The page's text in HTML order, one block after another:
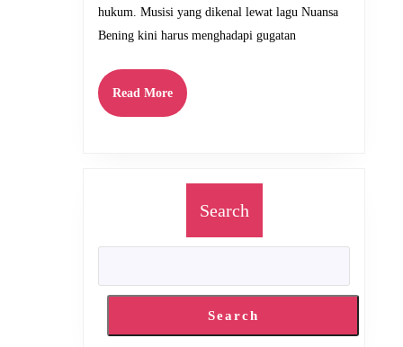
Bisa
Berujung
Miliaran
hukum. Musisi yang dikenal lewat lagu Nuansa
Bening kini harus menghadapi gugatan
Read MoreRead
More
Search
Search